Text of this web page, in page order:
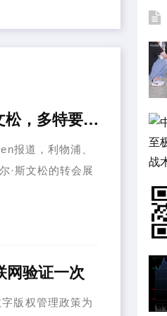
德媒：利物浦、阿森纳、利兹联有意斯文松，多特要价至少4000
报道，利物浦、
·斯文松的转会展
网验证一次
版权管理政策为